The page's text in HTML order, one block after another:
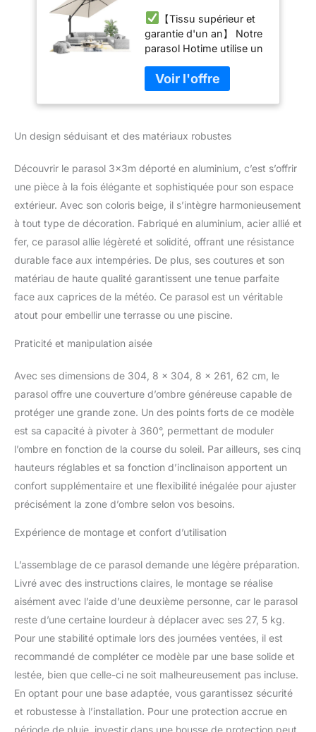
Extérieur en
Aluminium, Réglable
en 5 Hauteurs,
Imperméable et
Anti-UV, Parfait
pour Piscine,
Terrasse, Usage
Beige
【Tissu supérieur et
garantie d'un an】 Notre
parasol Hotime utilise un
densité, surpassant les
concurrents. Résistant à
la décoloration, l'eau et
protection durable.
nous. Découvrez notre
qualité exceptionnelle !
【Contrôle de
l'ombrage sans effort】
Le système de manivelle
souple de notre parapluie
cantilever vous permet
facilement la toile, tandis
que la conception
innovante de la poignée
sans faille. Profitez d'une
à la pédale, qui offre une
rotation complète à 360
degrés pour une
protection optimale
contre le soleil. Parfait
pour améliorer votre
espace extérieur avec
【Scénarios
polyvalents】Idéal pour
plage, ce parasol offre
exceptionnelle. Durable
et élégant, il convient aux
espaces résidentiels et
commerciaux. Protection
solaire fiable et touche
de sophistication
garanties. Transformez
votre extérieur avec cet
indispensable.
【Une
installation sans
Un design séduisant et des matériaux robustes
Découvrir le parasol 3x3m déporté en aluminium, c’est s’offrir
une pièce à la fois élégante et sophistiquée pour son espace
extérieur. Avec son coloris beige, il s’intègre harmonieusement
à tout type de décoration. Fabriqué en aluminium, acier allié et
fer, ce parasol allie légèreté et solidité, offrant une résistance
durable face aux intempéries. De plus, ses coutures et son
matériau de haute qualité garantissent une tenue parfaite
face aux caprices de la météo. Ce parasol est un véritable
atout pour embellir une terrasse ou une piscine.
Praticité et manipulation aisée
Avec ses dimensions de 304, 8 x 304, 8 x 261, 62 cm, le
parasol offre une couverture d’ombre généreuse capable de
protéger une grande zone. Un des points forts de ce modèle
est sa capacité à pivoter à 360°, permettant de moduler
l’ombre en fonction de la course du soleil. Par ailleurs, ses cinq
hauteurs réglables et sa fonction d’inclinaison apportent un
confort supplémentaire et une flexibilité inégalée pour ajuster
précisément la zone d’ombre selon vos besoins.
Expérience de montage et confort d’utilisation
L’assemblage de ce parasol demande une légère préparation.
Livré avec des instructions claires, le montage se réalise
aisément avec l’aide d’une deuxième personne, car le parasol
reste d’une certaine lourdeur à déplacer avec ses 27, 5 kg.
Pour une stabilité optimale lors des journées ventées, il est
recommandé de compléter ce modèle par une base solide et
lestée, bien que celle-ci ne soit malheureusement pas incluse.
En optant pour une base adaptée, vous garantissez sécurité
et robustesse à l’installation. Pour une protection accrue en